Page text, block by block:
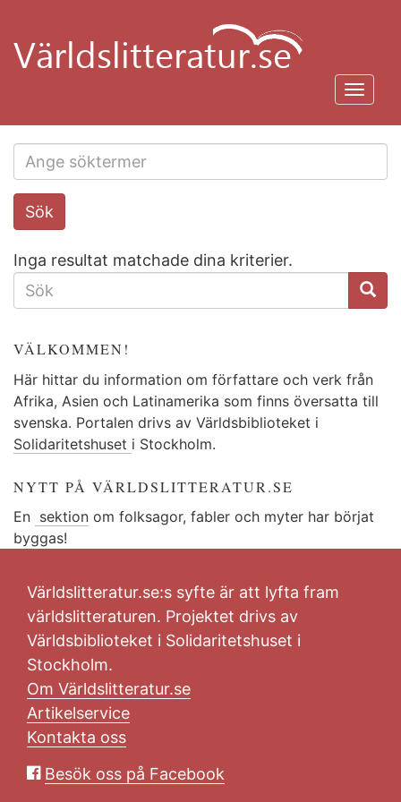
huvudinnehåll
Search
this
Sök
Inga resultat matchade dina kriterier.
SÖKFORMULÄR
VÄLKOMMEN!
Här hittar du information om författare och verk från
Afrika, Asien och Latinamerika som finns översatta till
svenska. Portalen drivs av Världsbiblioteket i
Solidaritetshuset i Stockholm.
NYTT PÅ VÄRLDSLITTERATUR.SE
En sektion om folksagor, fabler och myter har börjat
byggas!
Världslitteratur.se:s syfte är att lyfta fram
världslitteraturen. Projektet drivs av
Världsbiblioteket i Solidaritetshuset i
Stockholm.
Om Världslitteratur.se
Artikelservice
Kontakta oss
Besök oss på Facebook